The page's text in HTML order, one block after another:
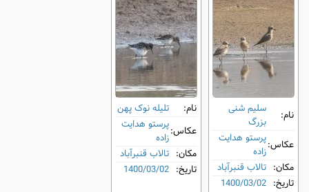
نام:
سلیم شنی
بزرگ
عکاس:پرستو هدایت
زاده
مکان: تالاب قنبرآباد
تاریخ: 1400/03/02
نام:
تلیله نوک ‌پهن
عکاس:پرستو هدایت
زاده
مکان: تالاب قنبرآباد
تاریخ: 1400/03/02